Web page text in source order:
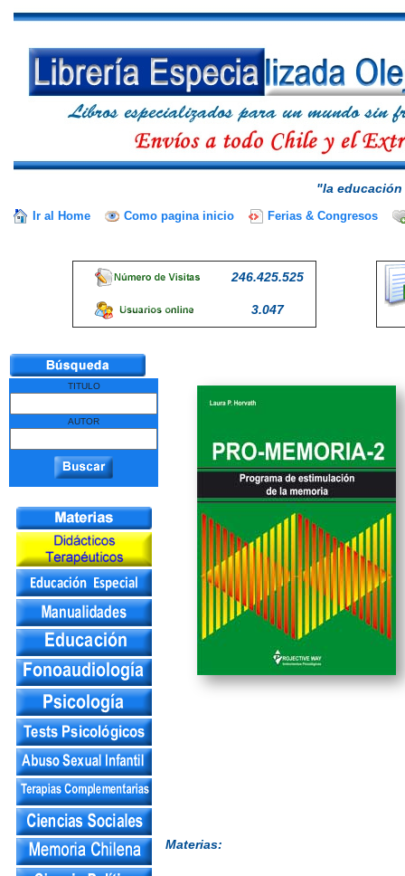
"la
Ir al Home Como pagina inicio Ferias & Congresos
246.425.525
3.047
TITULO
AUTOR
Materias: